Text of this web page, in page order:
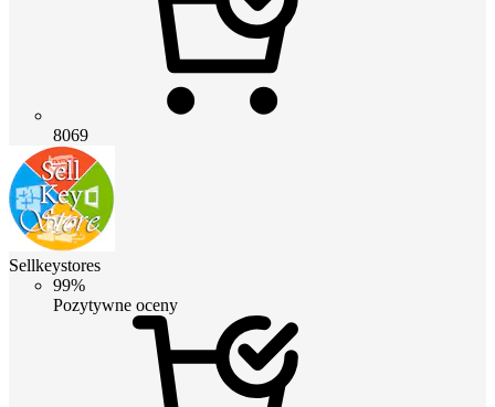
8069
Sellkeystores
99%
Pozytywne oceny